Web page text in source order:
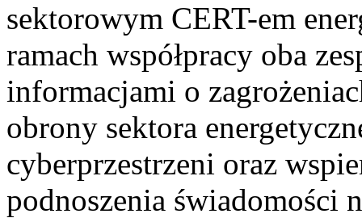
sektorowym CERT-em
ramach współpracy oba
informacjami o
obrony sektora
cyberprzestrzeni oraz
podnoszenia świadomości